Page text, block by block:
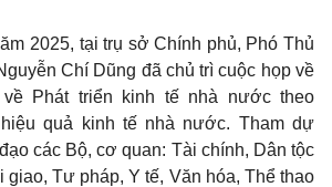
2025, tại trụ sở Chính phủ, Phó Thủ
Chí Dũng đã chủ trì cuộc họp về
Phát triển kinh tế nhà nước theo
quả kinh tế nhà nước. Tham dự
các Bộ, cơ quan: Tài chính, Dân tộc
giao, Tư pháp, Y tế, Văn hóa, Thể thao